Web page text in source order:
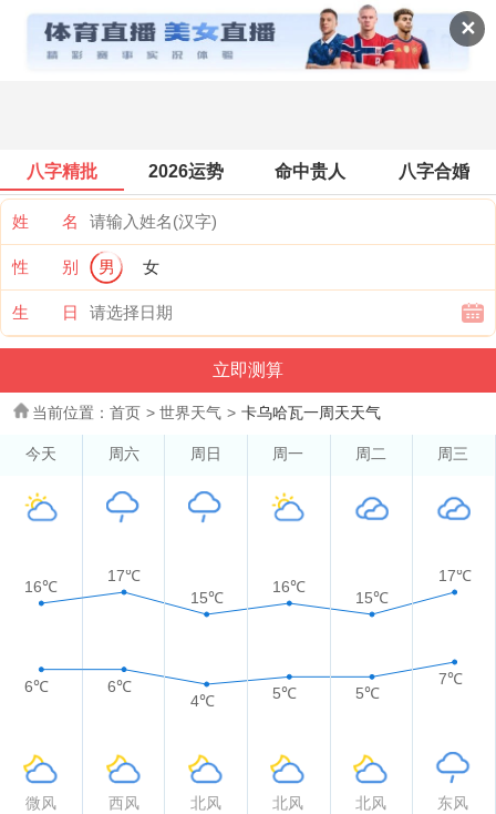
✕
世界天气
八字精批 2026运势 命中贵人 八字合婚
姓 名
性 别 男 女
生 日
当前位置： 首页 > 世界天气 > 卡乌哈瓦一周天天气
今天 周六 周日 周一 周二 周三
16℃
17℃
15℃
16℃
15℃
17℃
6℃ 6℃
4℃ 5℃ 5℃
7℃
微风 西风 北风 北风 北风
东风